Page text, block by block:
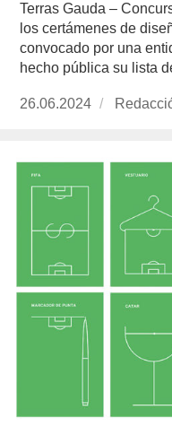
Terras Gauda –
los certámenes de
convocado por una
hecho pública su lista
Publicado
26.06.2024 https://